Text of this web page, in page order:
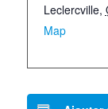
Leclercville,
Map